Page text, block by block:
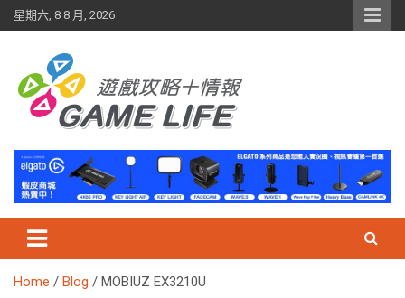
Skip
to
星期六, 8 8 月, 2026
Home Blog MOBIUZ EX3210U